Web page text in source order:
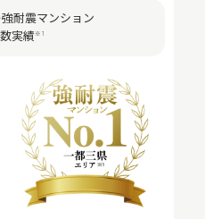
強耐震マンション
実績※1